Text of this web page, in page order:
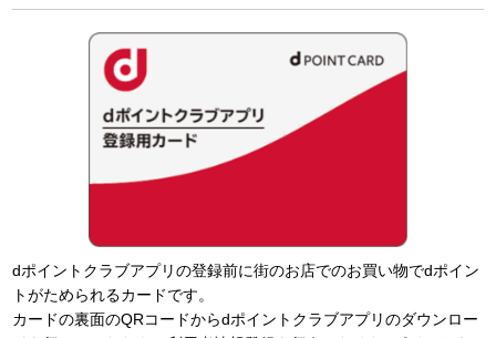
dポイントクラブアプリの登録前に街のお店でのお買い物でdポイン
トがためられるカードです。
カードの裏面のQRコードからdポイントクラブアプリのダウンロー